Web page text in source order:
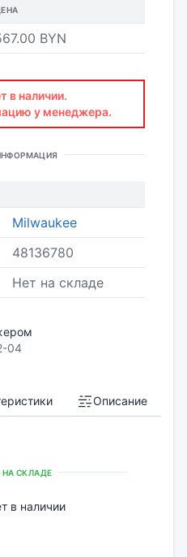
BYN
в наличии.
у менеджера.
Milwaukee
48136780
Нет на складе
04
Описание
НА СКЛАДЕ
в наличии